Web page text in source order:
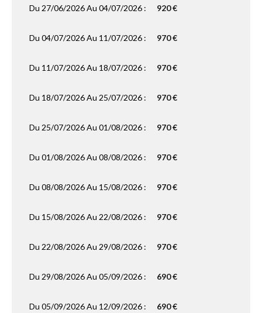
Du 27/06/2026 Au 04/07/2026 : 920 €
Du 04/07/2026 Au 11/07/2026 : 970 €
Du 11/07/2026 Au 18/07/2026 : 970 €
Du 18/07/2026 Au 25/07/2026 : 970 €
Du 25/07/2026 Au 01/08/2026 : 970 €
Du 01/08/2026 Au 08/08/2026 : 970 €
Du 08/08/2026 Au 15/08/2026 : 970 €
Du 15/08/2026 Au 22/08/2026 : 970 €
Du 22/08/2026 Au 29/08/2026 : 970 €
Du 29/08/2026 Au 05/09/2026 : 690 €
Du 05/09/2026 Au 12/09/2026 : 690 €